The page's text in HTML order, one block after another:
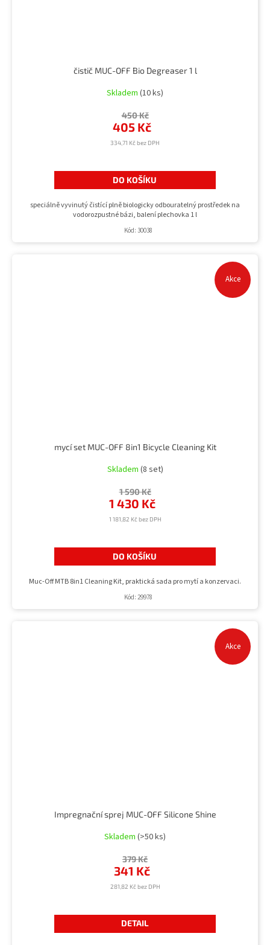
čistič MUC-OFF Bio Degreaser 1 l
Skladem (10 ks)
334,71 Kč bez DPH
405 Kč
450 Kč
DO KOŠÍKU
speciálně vyvinutý čistící plně biologicky odbouratelný prostředek na
vodorozpustné bázi, balení plechovka 1 l
Kód: 30038
Akce
mycí set MUC-OFF 8in1 Bicycle Cleaning Kit
Skladem (8 set)
1 181,82 Kč bez DPH
1 430 Kč
1 590 Kč
DO KOŠÍKU
Muc-Off MTB 8in1 Cleaning Kit, praktická sada pro mytí a konzervaci.
Kód: 29978
Akce
Impregnační sprej MUC-OFF Silicone Shine
Skladem (>50 ks)
281,82 Kč bez DPH
341 Kč
379 Kč
DETAIL